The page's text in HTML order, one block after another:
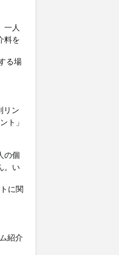
一人
料を
る場
リン
ト」
の個
。い
に関
紹介